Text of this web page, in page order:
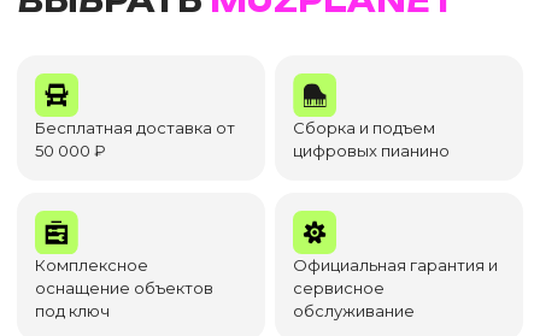
Бесплатная доставка от
50 000 ₽
Сборка и подъем
цифровых пианино
Комплексное
оснащение объектов
под ключ
Официальная гарантия и
сервисное
обслуживание